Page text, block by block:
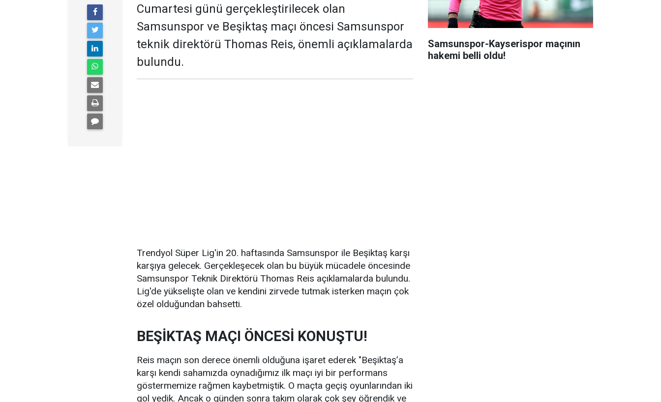
Cumartesi günü gerçekleştirilecek olan
Samsunspor ve Beşiktaş maçı öncesi Samsunspor
teknik direktörü Thomas Reis, önemli açıklamalarda
bulundu.
Trendyol Süper Lig'in 20. haftasında Samsunspor ile Beşiktaş karşı
karşıya gelecek. Gerçekleşecek olan bu büyük mücadele öncesinde
Samsunspor Teknik Direktörü Thomas Reis açıklamalarda bulundu.
Lig'de yükselişte olan ve kendini zirvede tutmak isterken maçın çok
özel olduğundan bahsetti.
BEŞİKTAŞ MAÇI ÖNCESİ KONUŞTU!
Reis maçın son derece önemli olduğuna işaret ederek "Beşiktaş’a
karşı kendi sahamızda oynadığımız ilk maçı iyi bir performans
göstermemize rağmen kaybetmiştik. O maçta geçiş oyunlarından iki
gol yedik. Ancak o günden sonra takım olarak çok şey öğrendik ve
Samsunspor-Kayserispor maçının
hakemi belli oldu!